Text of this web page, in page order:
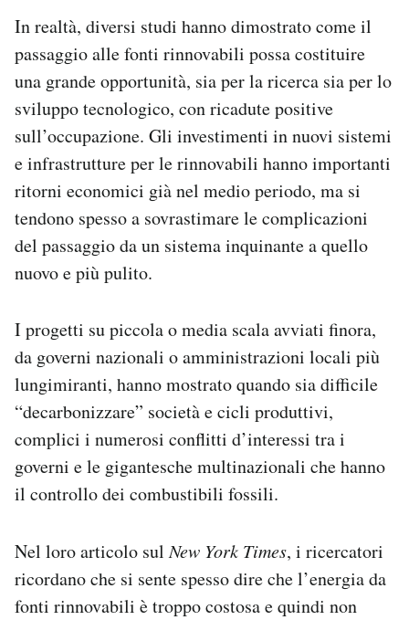
In realtà, diversi studi hanno dimostrato come il
passaggio alle fonti rinnovabili possa costituire
una grande opportunità, sia per la ricerca sia per lo
sviluppo tecnologico, con ricadute positive
sull’occupazione. Gli investimenti in nuovi sistemi
e infrastrutture per le rinnovabili hanno importanti
ritorni economici già nel medio periodo, ma si
tendono spesso a sovrastimare le complicazioni
del passaggio da un sistema inquinante a quello
nuovo e più pulito.
I progetti su piccola o media scala avviati finora,
da governi nazionali o amministrazioni locali più
lungimiranti, hanno mostrato quando sia difficile
“decarbonizzare” società e cicli produttivi,
complici i numerosi conflitti d’interessi tra i
governi e le gigantesche multinazionali che hanno
il controllo dei combustibili fossili.
Nel loro articolo sulNew York Times, i ricercatori
ricordano che si sente spesso dire che l’energia da
fonti rinnovabili è troppo costosa e quindi non